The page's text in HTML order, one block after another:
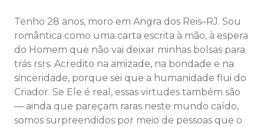
Tenho 28 anos, moro em Angra dos Reis–RJ. Sou
romântica como uma carta escrita à mão, à espera
do Homem que não vai deixar minhas bolsas para
trás rsrs. Acredito na amizade, na bondade e na
sinceridade, porque sei que a humanidade flui do
Criador. Se Ele é real, essas virtudes também são
— ainda que pareçam raras neste mundo caído,
somos surpreendidos por meio de pessoas que o